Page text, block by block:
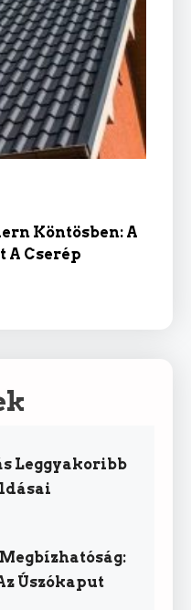
Köntösben: A
A Cserép
Leggyakoribb
Úszókaput